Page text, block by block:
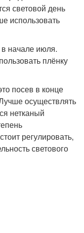
световой день
использовать
начале июля.
плёнку
посев в конце
осуществлять
нетканый
регулировать,
светового